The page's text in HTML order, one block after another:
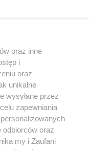
Youtube
oraz inne
i
oraz
unikalne
wysyłane przez
zapewniania
odbiorców oraz
my i Zaufani